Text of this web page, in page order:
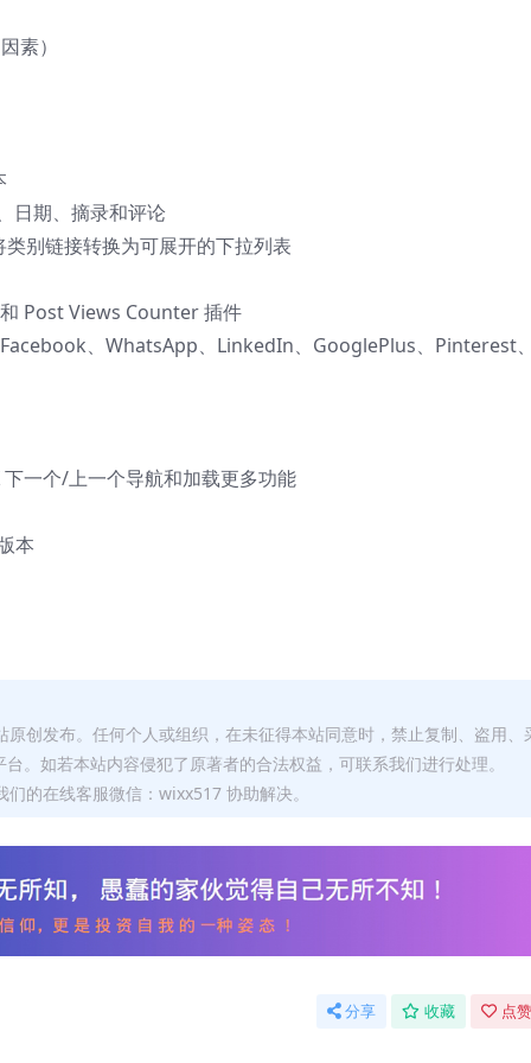
素）
日期、摘录和评论
别链接转换为可展开的下拉列表
Post Views Counter 插件
、WhatsApp、LinkedIn、GooglePlus、Pinterest、
一个/上一个导航和加载更多功能
本
创发布。任何个人或组织，在未征得本站同意时，禁止复制、盗用、
。如若本站内容侵犯了原著者的合法权益，可联系我们进行处理。
的在线客服微信：wixx517 协助解决。
分享 收藏 点